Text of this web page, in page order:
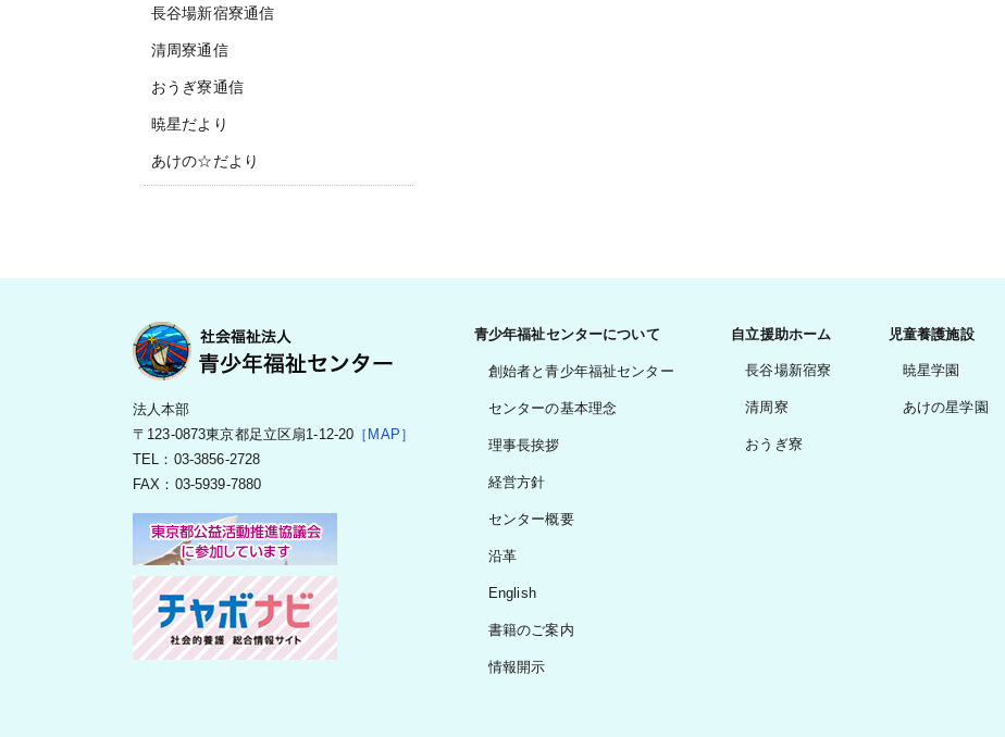
長谷場新宿寮通信
清周寮通信
おうぎ寮通信
暁星だより
あけの☆だより
法人本部
〒123-0873東京都足立区扇1-12-20 ［MAP］
TEL：03-3856-2728
FAX：03-5939-7880
青少年福祉センターについて
創始者と青少年福祉センター
センターの基本理念
理事長挨拶
経営方針
センター概要
沿革
English
書籍のご案内
情報開示
自立援助ホーム
長谷場新宿寮
清周寮
おうぎ寮
児童養護施設
暁星学園
あけの星学園